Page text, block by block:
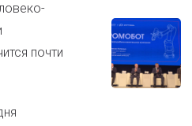
почти